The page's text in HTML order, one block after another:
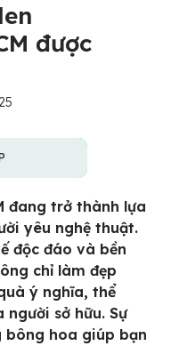
được
đang trở thành lựa
yêu nghệ thuật.
độc đáo và bền
chỉ làm đẹp
ý nghĩa, thể
sở hữu. Sự
hoa giúp bạn